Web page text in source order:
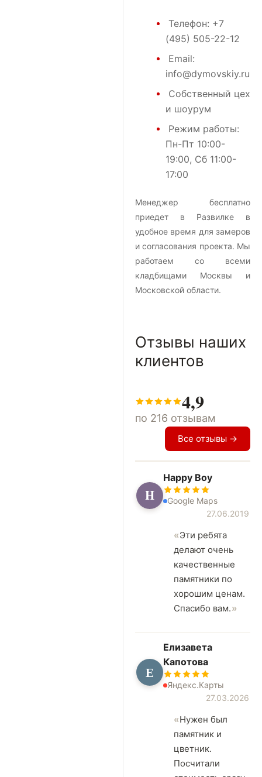
Телефон: +7
(495) 505-22-12
Email:
info@dymovskiy.ru
Собственный цех
и шоурум
Режим работы:
Пн-Пт 10:00-
19:00, Сб 11:00-
17:00
Менеджер бесплатно
приедет в Развилке в
удобное время для замеров
и согласования проекта. Мы
работаем со всеми
кладбищами Москвы и
Московской области.
Отзывы наших
клиентов
4,9
по 216 отзывам
Все отзывы →
H
Happy Boy
Google Maps
27.06.2019
Эти ребята
делают очень
качественные
памятники по
хорошим ценам.
Спасибо вам.
Е
Елизавета
Капотова
Яндекс.Карты
27.03.2026
Нужен был
памятник и
цветник.
Посчитали